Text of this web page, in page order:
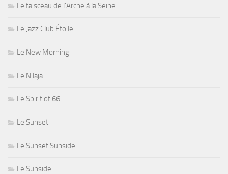
Le faisceau de l'Arche à la Seine
Le Jazz Club Étoile
Le New Morning
Le Nilaja
Le Spirit of 66
Le Sunset
Le Sunset Sunside
Le Sunside